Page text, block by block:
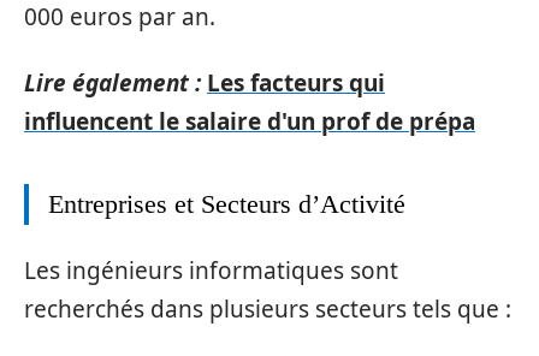
000 euros par an.
Lire également : Les facteurs qui
influencent le salaire d'un prof de prépa
Entreprises et Secteurs d’Activité
Les ingénieurs informatiques sont
recherchés dans plusieurs secteurs tels que :